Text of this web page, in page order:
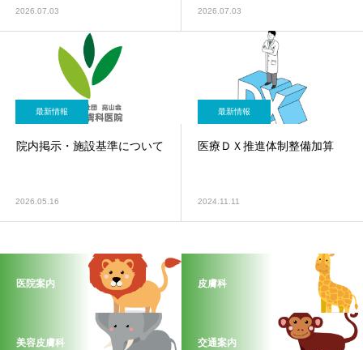
2026.07.03 2026.07.03
最新情報
院内掲示・施設基準について
2026.05.16
最新情報
医療ＤＸ推進体制整備加算
2024.11.11
医院案内 皮膚科
美容皮膚科 交通案内